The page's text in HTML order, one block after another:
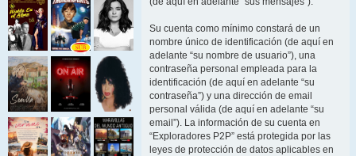
Su cuenta como mínimo constará de un
nombre único de identificación (de aquí en
adelante “su nombre de usuario”), una
contraseña personal empleada para la
identificación (de aquí en adelante “su
contraseña”) y una dirección de email
personal válida (de aquí en adelante “su
email”). La información de su cuenta en
“Exploradores P2P” está protegida por las
leyes de protección de datos aplicables en